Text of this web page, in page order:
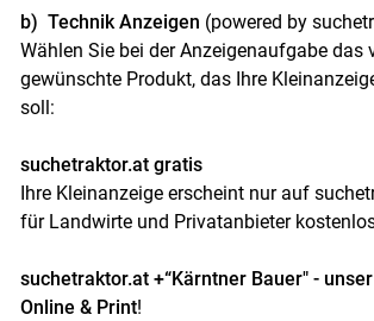
b) Technik Anzeigen (powered by
Wählen Sie bei der Anzeigenaufgabe das
gewünschte Produkt, das Ihre
soll:
suchetraktor.at gratis
Ihre Kleinanzeige erscheint nur auf
für Landwirte und Privatanbieter
suchetraktor.at +“Kärntner Bauer" -
Online & Print!